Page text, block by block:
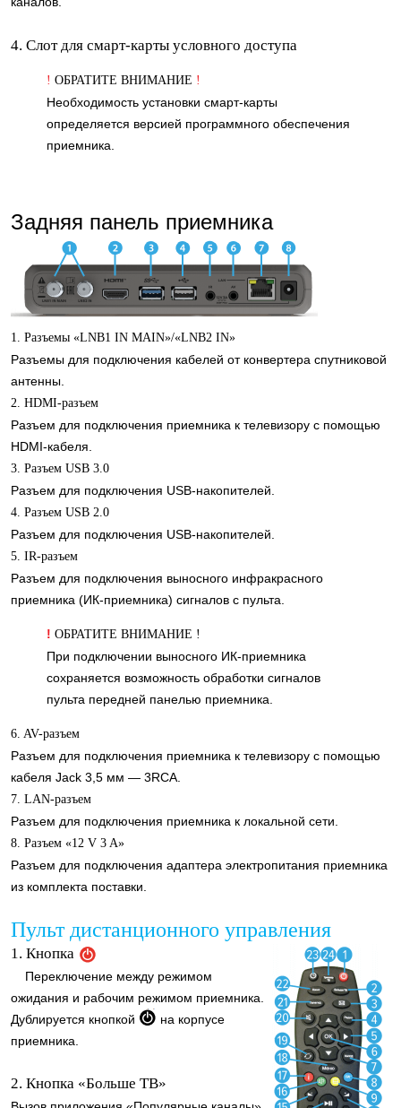
4. Слот для смарт-карты условного доступа
! ОБРАТИТЕ ВНИМАНИЕ !
Необходимость установки смарт-карты
определяется версией программного обеспечения
приемника.
Задняя панель приемника
1. Разъемы «LNB1 IN MAIN»/«LNB2 IN»
Разъемы для подключения кабелей от конвертера спутниковой
антенны.
2. HDMI-разъем
Разъем для подключения приемника к телевизору с помощью
HDMI-кабеля.
3. Разъем USB 3.0
Разъем для подключения USB-накопителей.
4. Разъем USB 2.0
Разъем для подключения USB-накопителей.
5. IR-разъем
Разъем для подключения выносного инфракрасного
приемника (ИК-приемника) сигналов с пульта.
! ОБРАТИТЕ ВНИМАНИЕ !
При подключении выносного ИК-приемника
сохраняется возможность обработки сигналов
пульта передней панелью приемника.
6. AV-разъем
Разъем для подключения приемника к телевизору с помощью
кабеля Jack 3,5 мм — 3RCA.
7. LAN-разъем
Разъем для подключения приемника к локальной сети.
8. Разъем «12 V 3 A»
Разъем для подключения адаптера электропитания приемника
из комплекта поставки.
Пульт дистанционного управления
1. Кнопка
Переключение между режимом
ожидания и рабочим режимом приемника.
Дублируется кнопкой
на корпусе
приемника.
2. Кнопка «Больше ТВ»